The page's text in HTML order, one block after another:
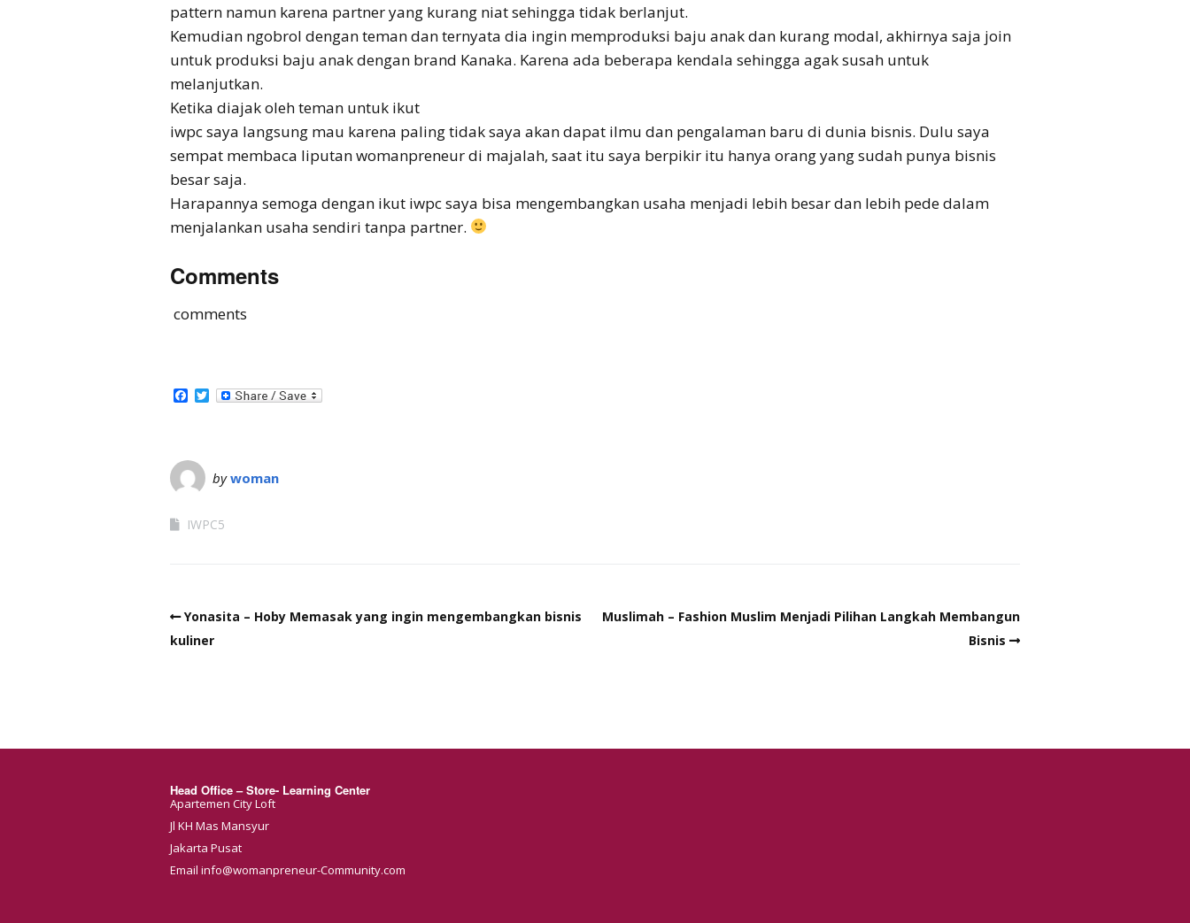
pattern namun karena partner yang kurang niat sehingga tidak berlanjut.
Kemudian ngobrol dengan teman dan ternyata dia ingin memproduksi baju anak dan kurang modal, akhirnya saja join
untuk produksi baju anak dengan brand Kanaka. Karena ada beberapa kendala sehingga agak susah untuk
melanjutkan.
Ketika diajak oleh teman untuk ikut
iwpc saya langsung mau karena paling tidak saya akan dapat ilmu dan pengalaman baru di dunia bisnis. Dulu saya
sempat membaca liputan womanpreneur di majalah, saat itu saya berpikir itu hanya orang yang sudah punya bisnis
besar saja.
Harapannya semoga dengan ikut iwpc saya bisa mengembangkan usaha menjadi lebih besar dan lebih pede dalam
menjalankan usaha sendiri tanpa partner.
Comments
comments
Facebook
Twitter
bywoman
IWPC5
Yonasita – Hoby Memasak yang ingin mengembangkan bisnis
kuliner
Muslimah – Fashion Muslim Menjadi Pilihan Langkah Membangun
Bisnis
Head Office – Store- Learning Center
Apartemen City Loft
Jl KH Mas Mansyur
Jakarta Pusat
Email info@womanpreneur-Community.com